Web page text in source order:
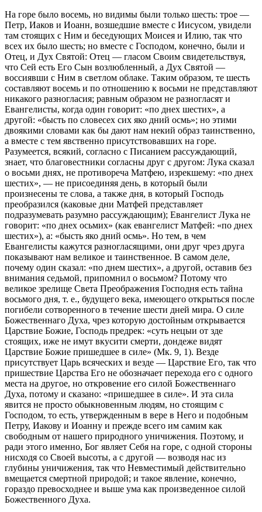
На горе было восемь, но видимы были только шесть: трое —
Петр, Иаков и Иоанн, возшедшие вместе с Иисусом, увидели
там стоящих с Ним и беседующих Моисея и Илию, так что
всех их было шесть; но вместе с Господом, конечно, были и
Отец, и Дух Святой: Отец — гласом Своим свидетельствуя,
что Сей есть Его Сын возлюбленный, а Дух Святой —
воссиявши с Ним в светлом облаке. Таким образом, те шесть
составляют восемь и по отношению к восьми не представляют
никакого разногласия; равным образом не разногласят и
Евангелисты, когда один говорит: «по днех шестих», а
другой: «бысть по словесех сих яко дний осмь»; но этими
двоякими словами как бы дают нам некий образ таинственно,
а вместе с тем явственно присутствовавших на горе.
Разумеется, всякий, согласно с Писанием рассуждающий,
знает, что благовестники согласны друг с другом: Лука сказал
о восьми днях, не противореча Матфею, изрекшему: «по днех
шестих», — не присоединяя день, в который были
произнесены те слова, а также дня, в который Господь
преобразился (каковые дни Матфей представляет
подразумевать разумно рассуждающим); Евангелист Лука не
говорит: «по днех осьмих» (как евангелист Матфей: «по днех
шестих»), а: «бысть яко дний осмь». Но тем, в чем
Евангелисты кажутся разногласящими, они друг чрез друга
показывают нам великое и таинственное. В самом деле,
почему один сказал: «по днем шестих», а другой, оставив без
внимания седьмой, припомнил о восьмом? Потому что
великое зрелище Света Преображения Господня есть тайна
восьмого дня, т. е., будущего века, имеющего открыться после
погибели сотворенного в течение шести дней мира. О силе
Божественнаго Духа, чрез которую достойным открывается
Царствие Божие, Господь предрек: «суть нецыи от зде
стоящих, иже не имут вкусити смерти, дондеже видят
Царствие Божие пришедшее в силе» (Мк. 9, 1). Везде
присутствует Царь всяческих и везде — Царствие Его, так что
пришествие Царства Его не обозначает перехода его с одного
места на другое, но откровение его силой Божественнаго
Духа, потому и сказано: «пришедшее в силе». И эта сила
явится не просто обыкновенным людям, но стоящим с
Господом, то есть, утвержденным в вере в Него и подобным
Петру, Иакову и Иоанну и прежде всего им самим как
свободным от нашего природного уничижения. Поэтому, и
ради этого именно, Бог являет Себя на горе, с одной стороны
нисходя со Своей высоты, а с другой — возводя нас из
глубины уничижения, так что Невместимый действительно
вмещается смертной природой; и такое явление, конечно,
гораздо превосходнее и выше ума как произведенное силой
Божественного Духа.